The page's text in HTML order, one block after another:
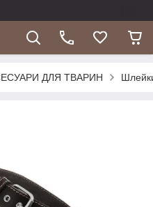
ДЛЯ ТВАРИН